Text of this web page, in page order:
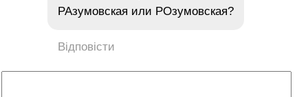
РАзумовская или РОзумовская?
Відповісти